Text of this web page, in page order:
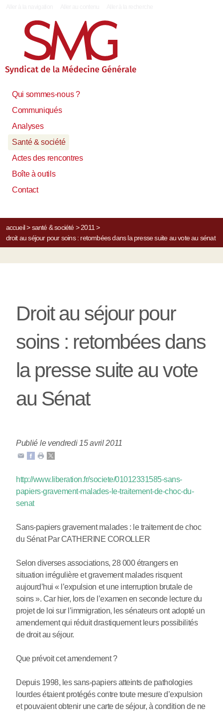
Qui sommes-nous ?
Communiqués
Analyses
Santé & société
Actes des rencontres
Boîte à outils
Contact
accueil> santé & société> 2011 >
droit au séjour pour soins : retombées dans la presse suite au vote au sénat
Droit au séjour pour
soins : retombées dans
la presse suite au vote
au Sénat
Publié le vendredi 15 avril 2011
http://www.liberation.fr/societe/01012331585-sans-
papiers-gravement-malades-le-traitement-de-choc-du-
senat
Sans-papiers gravement malades : le traitement de choc
du Sénat Par CATHERINE COROLLER
Selon diverses associations, 28 000 étrangers en
situation irrégulière et gravement malades risquent
aujourd’hui « l’expulsion et une interruption brutale de
soins ». Car hier, lors de l’examen en seconde lecture du
projet de loi sur l’immigration, les sénateurs ont adopté un
amendement qui réduit drastiquement leurs possibilités
de droit au séjour.
Que prévoit cet amendement ?
Depuis 1998, les sans-papiers atteints de pathologies
lourdes étaient protégés contre toute mesure d’expulsion
et pouvaient obtenir une carte de séjour, à condition de ne